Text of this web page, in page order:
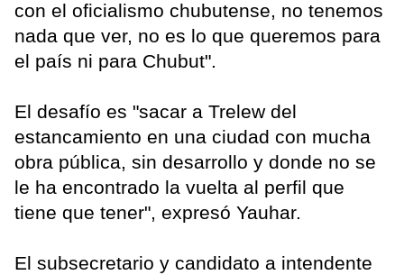
con el oficialismo chubutense, no tenemos
nada que ver, no es lo que queremos para
el país ni para Chubut".
El desafío es "sacar a Trelew del
estancamiento en una ciudad con mucha
obra pública, sin desarrollo y donde no se
le ha encontrado la vuelta al perfil que
tiene que tener", expresó Yauhar.
El subsecretario y candidato a intendente